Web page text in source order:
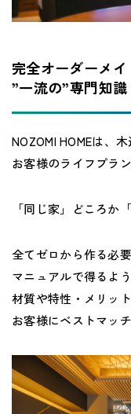
完全オーダーメ
”一流の”専門知識
NOZOMI HOMEは、
お客様のライフプラ
「同じ家」どころか
全てゼロから作る必
マニュアルで得るよ
材質や特性・メリッ
お客様にベストマッ